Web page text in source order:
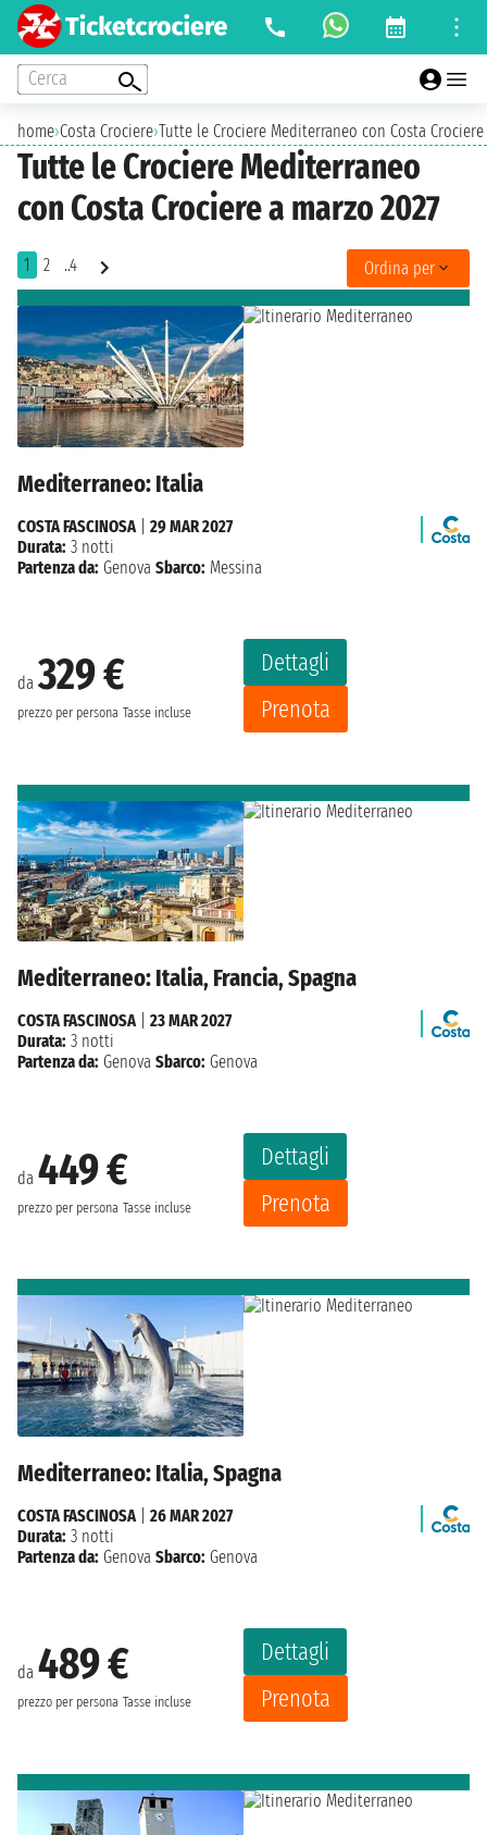
Cerca
home›Costa Crociere›Tutte le Crociere Mediterraneo con Costa Crociere
Tutte le Crociere Mediterraneo
con Costa Crociere a marzo 2027
1 2 ..4 Ordina per
Mediterraneo: Italia
da329 €
prezzo per persona Tasse incluse
Dettagli
Prenota
COSTA FASCINOSA
29 MAR 2027
Durata: 3 notti
Partenza da: Genova Sbarco: Messina
Mediterraneo: Italia, Francia, Spagna
da 449 €
prezzo per persona Tasse incluse
Dettagli
Prenota
COSTA FASCINOSA| 23 MAR 2027
Durata: 3 notti
Partenza da: Genova Sbarco: Genova
Mediterraneo: Italia, Spagna
da 489 €
prezzo per persona Tasse incluse
Dettagli
Prenota
COSTA FASCINOSA| 26 MAR 2027
Durata: 3 notti
Partenza da: Genova Sbarco: Genova